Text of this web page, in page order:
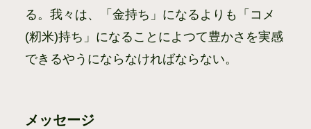
る。我々は、「金持ち」になるよりも「コメ
(籾米)持ち」になることによつて豊かさを実感
できるやうにならなければならない。
メッセージ